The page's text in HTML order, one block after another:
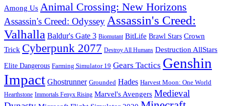
Among Us Animal Crossing: New Horizons
Assassin's Creed: Odyssey Assassin's Creed:
Valhalla Baldur's Gate 3 Biomutant BitLife Brawl Stars Crown
Trick Cyberpunk 2077 Destroy All Humans Destruction AllStars
Elite Dangerous Farming Simulator 19 Gears Tactics Genshin
Impact Ghostrunner Grounded Hades Harvest Moon: One World
Hearthstone Immortals Fenyx Rising Marvel's Avengers Medieval